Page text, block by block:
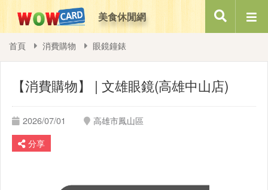
美食休閒網 搜尋
首頁 消費購物 眼鏡鐘錶
【消費購物】 | 文雄眼鏡(高雄中山店)
2026/07/01
高雄市鳳山區
分享